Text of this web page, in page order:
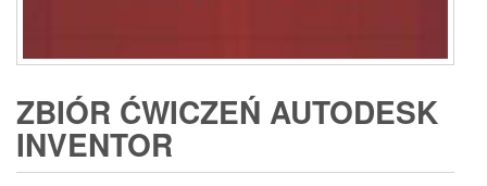
ZBIÓR ĆWICZEŃ AUTODESK
INVENTOR